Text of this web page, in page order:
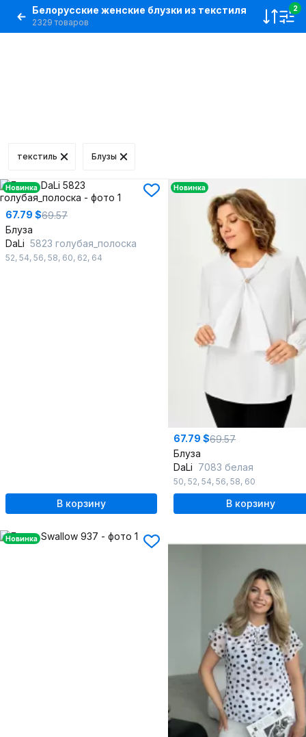
Белорусские женские блузки из текстиля
2329 товаров
2
текстиль Блузы
Новинка
67.79 $69.57
Блуза
DaLi 5823 голубая_полоска
52, 54, 56, 58, 60, 62, 64
В корзину
Новинка
67.79 $69.57
Блуза
DaLi 7083 белая
50, 52, 54, 56, 58, 60
В корзину
Новинка